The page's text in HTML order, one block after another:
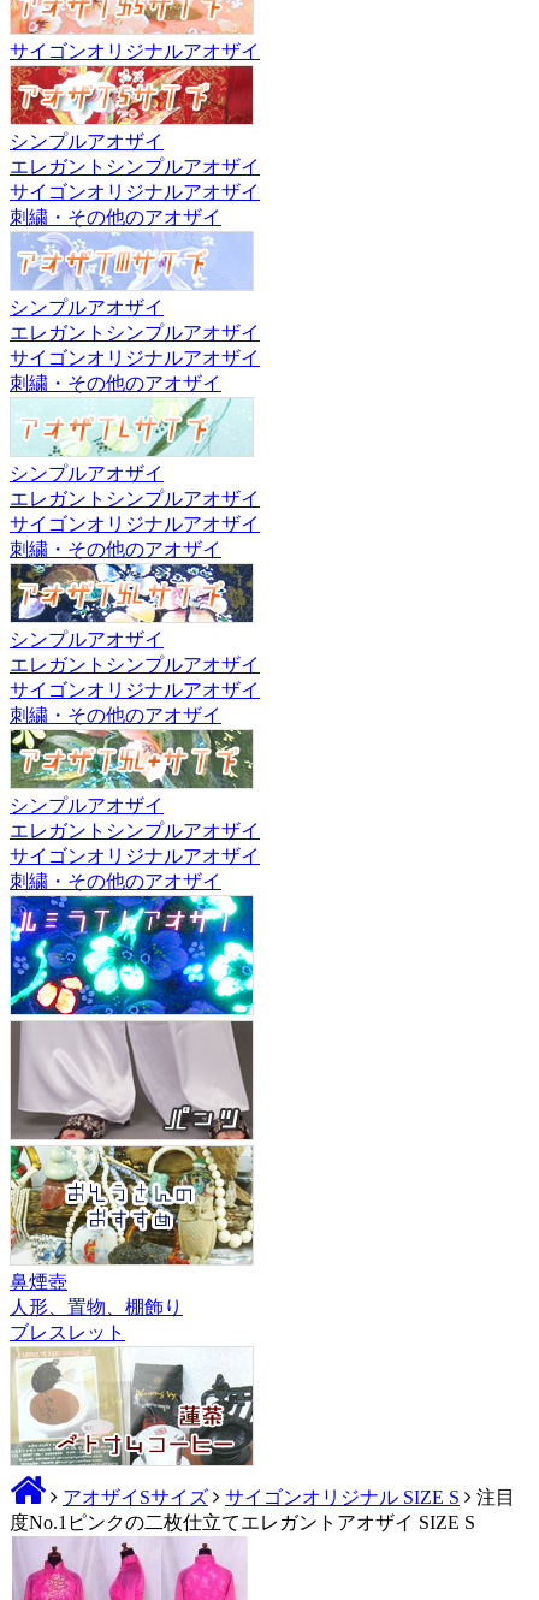
サイゴンオリジナルアオザイ
シンプルアオザイ
エレガントシンプルアオザイ
サイゴンオリジナルアオザイ
刺繍・その他のアオザイ
シンプルアオザイ
エレガントシンプルアオザイ
サイゴンオリジナルアオザイ
刺繍・その他のアオザイ
シンプルアオザイ
エレガントシンプルアオザイ
サイゴンオリジナルアオザイ
刺繍・その他のアオザイ
シンプルアオザイ
エレガントシンプルアオザイ
サイゴンオリジナルアオザイ
刺繍・その他のアオザイ
シンプルアオザイ
エレガントシンプルアオザイ
サイゴンオリジナルアオザイ
刺繍・その他のアオザイ
鼻煙壺
人形、置物、棚飾り
ブレスレット
アオザイSサイズ サイゴンオリジナル SIZE S
注目
度No.1ピンクの二枚仕立てエレガントアオザイ SIZE S